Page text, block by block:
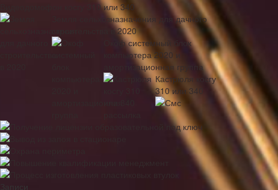
Видеодомофон косгу 310 или 340
Земля сельхозназначения для дачного
строительства в 2020
Окоф системный блок
компьютера 2020 и
амортизационная группа
Кастрюля косгу
310 или 340
Смс
Получение лицензии образовательной под ключ
Записи